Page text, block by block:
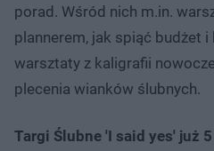
porad. Wśród nich m.in.
plannerem, jak spiąć budżet
warsztaty z kaligrafii
plecenia wianków ślubnych.
Targi Ślubne 'I said yes' już